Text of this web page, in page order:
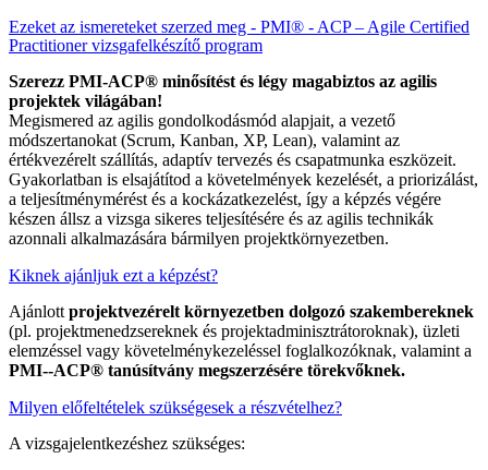
Ezeket az ismereteket szerzed meg - PMI® - ACP – Agile Certified
Practitioner vizsgafelkészítő program
Szerezz PMI-ACP® minősítést és légy magabiztos az agilis
projektek világában!
Megismered az agilis gondolkodásmód alapjait, a vezető
módszertanokat (Scrum, Kanban, XP, Lean), valamint az
értékvezérelt szállítás, adaptív tervezés és csapatmunka eszközeit.
Gyakorlatban is elsajátítod a követelmények kezelését, a priorizálást,
a teljesítménymérést és a kockázatkezelést, így a képzés végére
készen állsz a vizsga sikeres teljesítésére és az agilis technikák
azonnali alkalmazására bármilyen projektkörnyezetben.
Kiknek ajánljuk ezt a képzést?
Ajánlott projektvezérelt környezetben dolgozó szakembereknek
(pl. projektmenedzsereknek és projektadminisztrátoroknak), üzleti
elemzéssel vagy követelménykezeléssel foglalkozóknak, valamint a
PMI--ACP® tanúsítvány megszerzésére törekvőknek.
Milyen előfeltételek szükségesek a részvételhez?
A vizsgajelentkezéshez szükséges: